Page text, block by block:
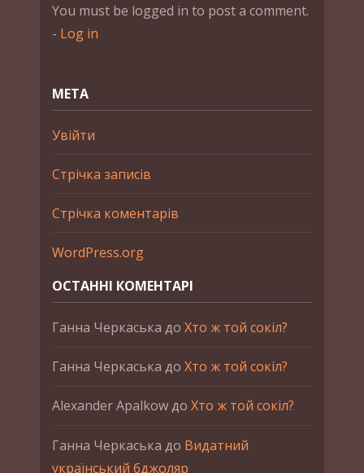
You must be logged in to post a comment.
- Log in
МЕТА
Увійти
Стрічка записів
Стрічка коментарів
WordPress.org
ОСТАННІ КОМЕНТАРІ
Ганна Черкаська до Хто ж той сокіл?
Ганна Черкаська до Хто ж той сокіл?
Alexander Apalkowдо Хто ж той сокіл?
Ганна Черкаська до Видатний
український бджоляр